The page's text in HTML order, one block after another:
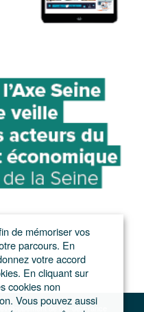
de l'Ile-de-France
de mémoriser vos
parcours. En
votre accord
En cliquant sur
cookies non
Vous pouvez aussi